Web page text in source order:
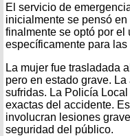
El servicio de
inicialmente se pensó
finalmente se optó por
específicamente para
La mujer fue trasladada
pero en estado grave.
sufridas. La Policía
exactas del accidente.
involucran lesiones
seguridad del público.